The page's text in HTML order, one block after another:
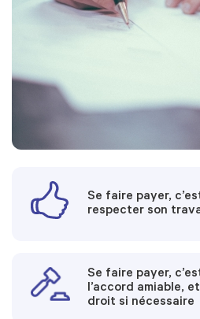
Se faire payer,
respecter son
Se faire payer,
l’accord amiable,
droit si nécessaire